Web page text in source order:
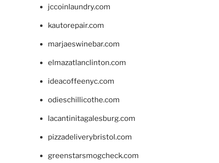
jccoinlaundry.com
kautorepair.com
marjaeswinebar.com
elmazatlanclinton.com
ideacoffeenyc.com
odieschillicothe.com
lacantinitagalesburg.com
pizzadeliverybristol.com
greenstarsmogcheck.com